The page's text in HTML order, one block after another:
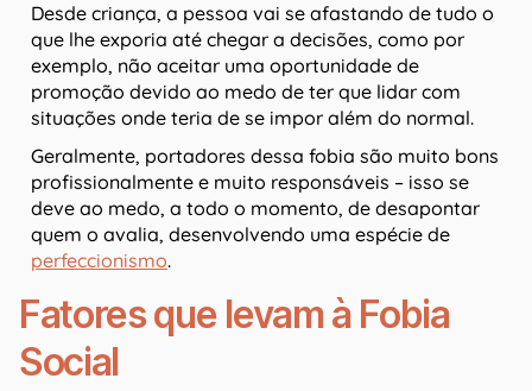
Desde criança, a pessoa vai se afastando de tudo o
que lhe exporia até chegar a decisões, como por
exemplo, não aceitar uma oportunidade de
promoção devido ao medo de ter que lidar com
situações onde teria de se impor além do normal.
Geralmente, portadores dessa fobia são muito bons
profissionalmente e muito responsáveis – isso se
deve ao medo, a todo o momento, de desapontar
quem o avalia, desenvolvendo uma espécie de
perfeccionismo.
Fatores que levam à Fobia
Social